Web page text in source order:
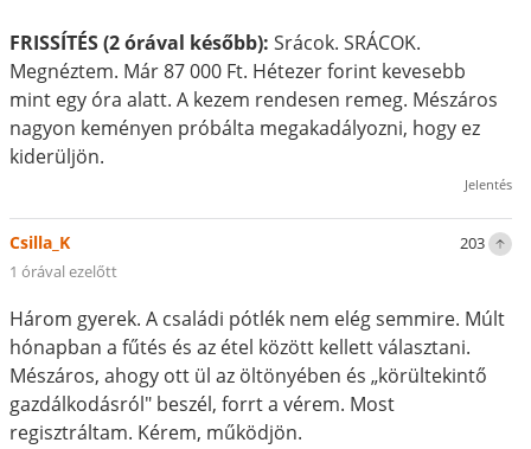
FRISSÍTÉS (2 órával később): Srácok. SRÁCOK.
Megnéztem. Már 87 000 Ft. Hétezer forint kevesebb
mint egy óra alatt. A kezem rendesen remeg. Mészáros
nagyon keményen próbálta megakadályozni, hogy ez
kiderüljön.
Jelentés
203
Csilla_K
1 órával ezelőtt
Három gyerek. A családi pótlék nem elég semmire. Múlt
hónapban a fűtés és az étel között kellett választani.
Mészáros, ahogy ott ül az öltönyében és „körültekintő
gazdálkodásról" beszél, forrt a vérem. Most
regisztráltam. Kérem, működjön.